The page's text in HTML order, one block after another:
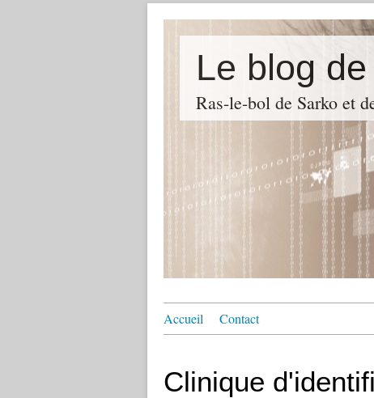
Le blog
Ras-le-bol de Sarko et
Accueil Contact
Clinique